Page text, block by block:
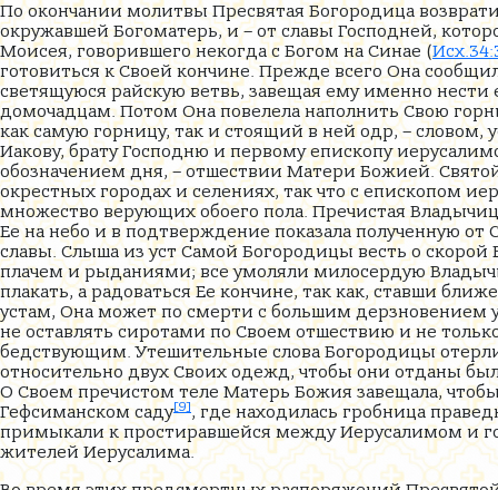
По окончании молитвы Пресвятая Богородица
окружавшей Богоматерь, и – от славы Господней,
Моисея, говорившего некогда с Богом на Синае (
готовиться к Своей кончине. Прежде всего Она
светящуюся райскую ветвь, завещая ему именно
домочадцам. Потом Она повелела наполнить Свою
как самую горницу, так и стоящий в ней одр, – словом,
Иакову, брату Господню и первому епископу
обозначением дня, – отшествии Матери Божией.
окрестных городах и селениях, так что с епископом
множество верующих обоего пола. Пречистая
Ее на небо и в подтверждение показала полученную от
славы. Слыша из уст Самой Богородицы весть о
плачем и рыданиями; все умоляли милосердую
плакать, а радоваться Ее кончине, так как, ставши
устам, Она может по смерти с большим дерзновением
не оставлять сиротами по Своем отшествию и не
бедствующим. Утешительные слова Богородицы
относительно двух Своих одежд, чтобы они отданы
О Своем пречистом теле Матерь Божия завещала,
Гефсиманском саду[9], где находилась гробница
примыкали к простиравшейся между Иерусалимом и
жителей Иерусалима.